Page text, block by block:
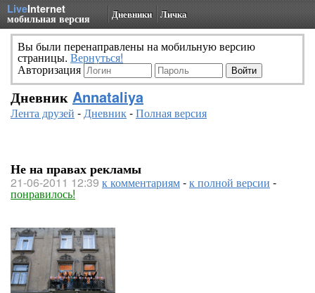
LiveInternet
мобильная версия Дневники Личка
Вы были перенаправлены на мобильную версию
страницы. Вернуться!
Авторизация
Дневник Annataliya
Лента друзей -Дневник-Полная версия
Не на правах рекламы
21-06-2011 12:39 к комментариям-к полной версии -
понравилось!